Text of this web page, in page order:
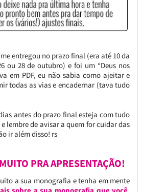
entregou no prazo final (era até 10 da
ou 28 de outubro) e foi um “Deus nos
em PDF, eu não sabia como ajeitar e
todas as vias e encadernar (tava tudo
antes do prazo final esteja com tudo
lembre de avisar a quem for cuidar das
ir além disso! rs
PRA APRESENTAÇÃO!
a sua monografia e tenha em mente